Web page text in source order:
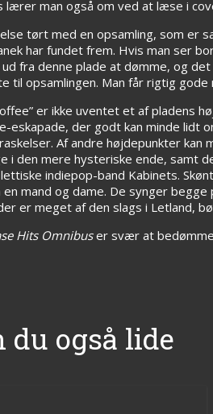
lærer man også om ved at læse i
tørt med en opsamling, som
har fundet frem. Hvis man ser
fra denne plade at dømme, og
til opsamlingen. Man får rigtig
er ikke uventet et af pladens
eskapade, der godt kan minde
Af andre højdepunkter kan
i den mere hysteriske ende, samt
indiepop-band Kabinets.
mand og dame. De synger
er meget af den slags i Letland,
Hits Omnibuser svær at
du også lide